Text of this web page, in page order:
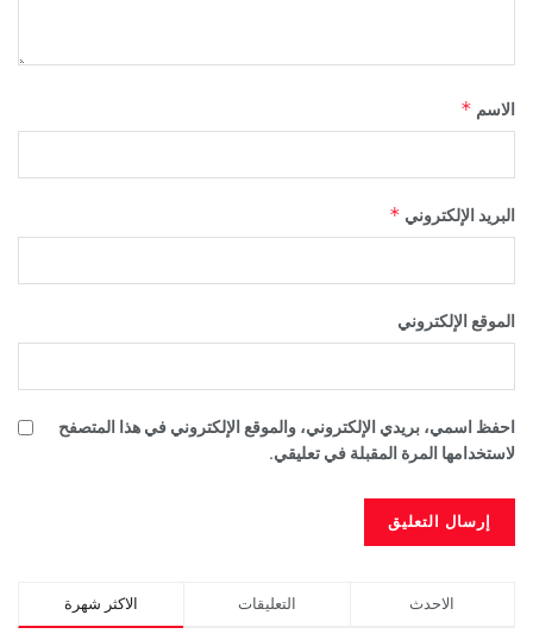
الاسم*
البريد الإلكتروني*
الموقع الإلكتروني
احفظ اسمي، بريدي الإلكتروني، والموقع الإلكتروني في هذا المتصفح
لاستخدامها المرة المقبلة في تعليقي.
الاكثر شهرة التعليقات الاحدث